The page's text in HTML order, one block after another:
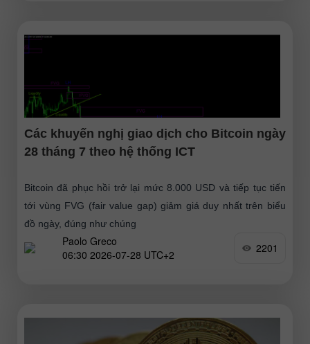
Các khuyến nghị giao dịch cho Bitcoin ngày
28 tháng 7 theo hệ thống ICT
Bitcoin đã phục hồi trở lại mức 8.000 USD và tiếp tục tiến
tới vùng FVG (fair value gap) giảm giá duy nhất trên biểu
đồ ngày, đúng như chúng
Paolo Greco
06:30 2026-07-28 UTC+2
2201